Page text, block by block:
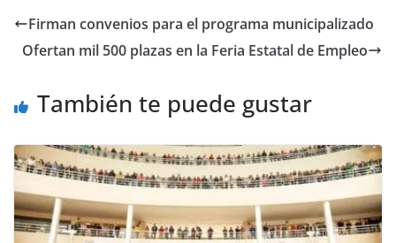
e
b
o
er l s
A
p
y
Li
k
gr
a
e
Firman convenios para el programa municipalizado
Ofertan mil 500 plazas en la Feria Estatal de Empleo
También te puede gustar